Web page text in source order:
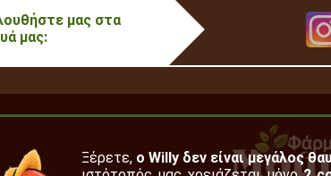
μας στα
μας:
Ξέρετε, ο Willy δεν είναι μεγάλος